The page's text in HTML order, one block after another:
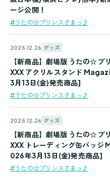
#うたの☆プリンスさまっ♪
ージ公開！
2025.12.26 グッズ
#うたの☆プリンスさまっ♪
【新商品】劇場版 うたの☆
XXX アクリルスタンド
3月13日(金)発売商品]
2025.12.26 グッズ
#うたの☆プリンスさまっ♪
【新商品】劇場版 うたの☆
XXX トレーディング缶バッ
026年3月13日(金)発売商品]